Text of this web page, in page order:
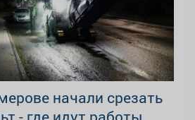
начали срезать